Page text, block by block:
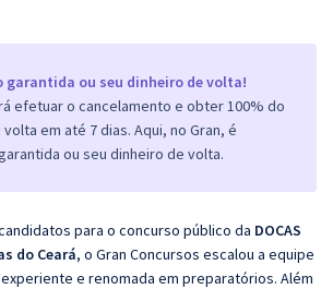
garantida ou seu dinheiro de volta!
efetuar o cancelamento e obter 100% do
em até 7 dias. Aqui, no Gran, é
ou seu dinheiro de volta.
para o concurso público da DOCAS
do Ceará, o Gran Concursos escalou a equipe
e renomada em preparatórios. Além